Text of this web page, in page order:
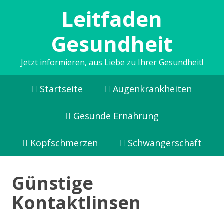
Leitfaden
Gesundheit
Jetzt informieren, aus Liebe zu Ihrer Gesundheit!
Startseite Augenkrankheiten
Gesunde Ernährung
Kopfschmerzen Schwangerschaft
Günstige
Kontaktlinsen